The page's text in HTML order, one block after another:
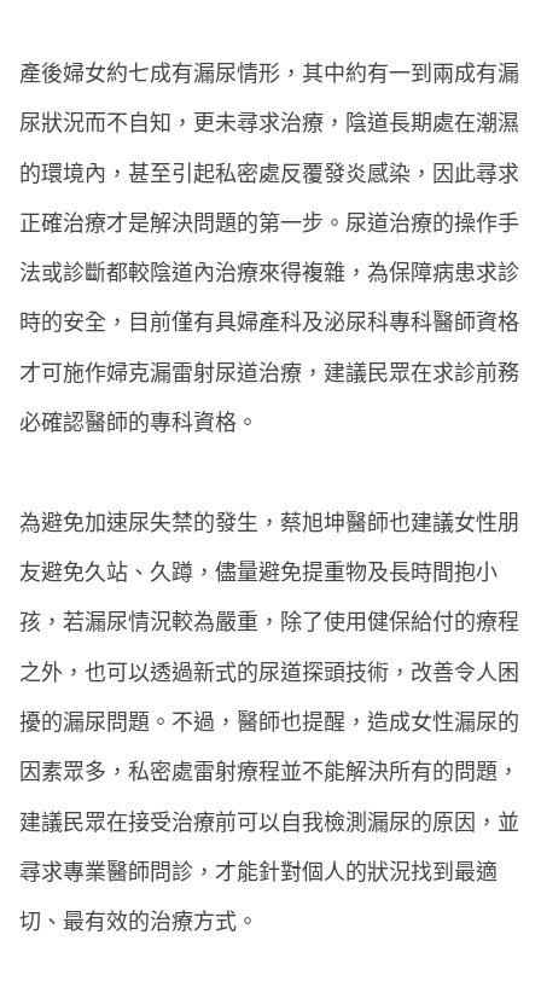
產後婦女約七成有漏尿情形，其中約有一到兩成有漏
尿狀況而不自知，更未尋求治療，陰道長期處在潮濕
的環境內，甚至引起私密處反覆發炎感染，因此尋求
正確治療才是解決問題的第一步。尿道治療的操作手
法或診斷都較陰道內治療來得複雜，為保障病患求診
時的安全，目前僅有具婦產科及泌尿科專科醫師資格
才可施作婦克漏雷射尿道治療，建議民眾在求診前務
必確認醫師的專科資格。
為避免加速尿失禁的發生，蔡旭坤醫師也建議女性朋
友避免久站、久蹲，儘量避免提重物及長時間抱小
孩，若漏尿情況較為嚴重，除了使用健保給付的療程
之外，也可以透過新式的尿道探頭技術，改善令人困
擾的漏尿問題。不過，醫師也提醒，造成女性漏尿的
因素眾多，私密處雷射療程並不能解決所有的問題，
建議民眾在接受治療前可以自我檢測漏尿的原因，並
尋求專業醫師問診，才能針對個人的狀況找到最適
切、最有效的治療方式。